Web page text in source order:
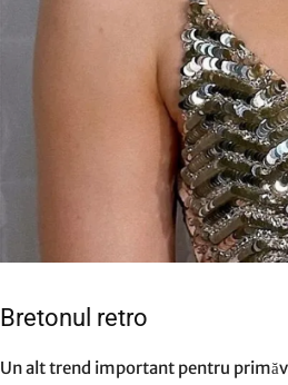
Bretonul retro
Un alt trend important pentru